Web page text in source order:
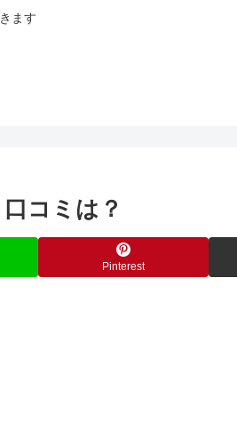
ます
コミは？
Pinterest